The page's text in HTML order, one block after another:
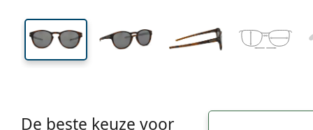
De beste keuze voor